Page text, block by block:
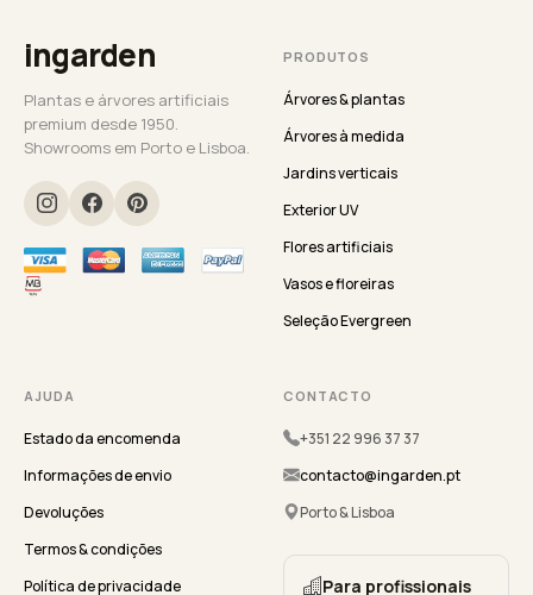
ingarden
Plantas e árvores artificiais
premium desde 1950.
Showrooms em Porto e Lisboa.
PRODUTOS
Árvores & plantas
Árvores à medida
Jardins verticais
Exterior UV
Flores artificiais
Vasos e floreiras
Seleção Evergreen
AJUDA
Estado da encomenda
Informações de envio
Devoluções
Termos & condições
Política de privacidade
CONTACTO
+351 22 996 37 37
contacto@ingarden.pt
Porto & Lisboa
Para profissionais